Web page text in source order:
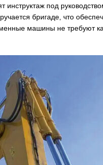
под
бригаде, что
машины не требуют